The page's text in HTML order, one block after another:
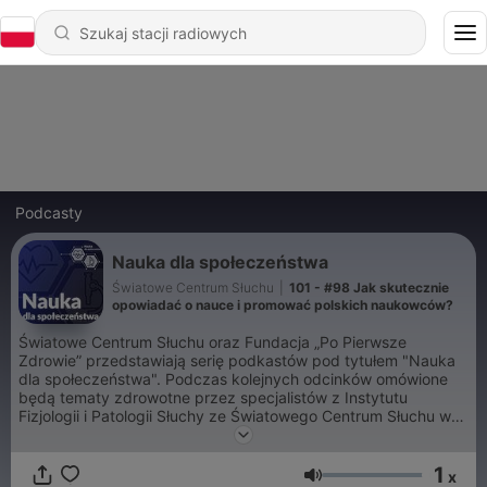
Podcasty
Nauka dla społeczeństwa
Światowe Centrum Słuchu
101 - #98 Jak skutecznie
opowiadać o nauce i promować polskich naukowców?
Światowe Centrum Słuchu oraz Fundacja „Po Pierwsze
Zdrowie” przedstawiają serię podkastów pod tytułem "Nauka
dla społeczeństwa". Podczas kolejnych odcinków omówione
będą tematy zdrowotne przez specjalistów z Instytutu
Fizjologii i Patologii Słuchy ze Światowego Centrum Słuchu w
Podcasty Nauka dla społeczeństwa
1 x